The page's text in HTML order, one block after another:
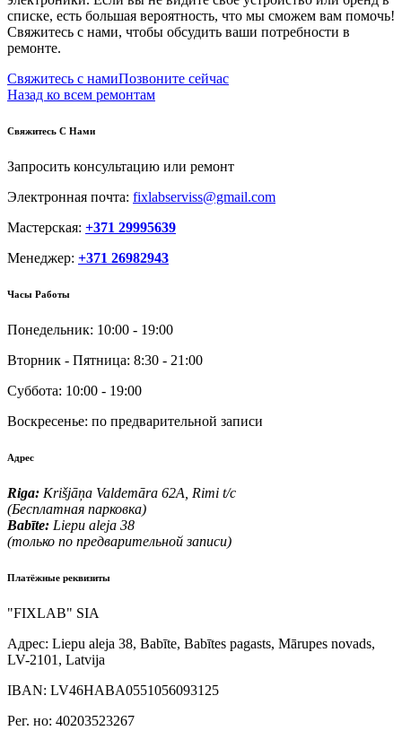
списке, есть большая вероятность, что мы сможем вам помочь!
Свяжитесь с нами, чтобы обсудить ваши потребности в
ремонте.
Свяжитесь с намиПозвоните сейчас
Назад ко всем ремонтам
Свяжитесь С Нами
Запросить консультацию или ремонт
Электронная почта: fixlabserviss@gmail.com
Мастерская: +371 29995639
Менеджер: +371 26982943
Часы Работы
Понедельник: 10:00 - 19:00
Вторник - Пятница: 8:30 - 21:00
Суббота: 10:00 - 19:00
Воскресенье: по предварительной записи
Адрес
Riga: Krišjāņa Valdemāra 62A, Rimi t/c
(Бесплатная парковка)
Babīte: Liepu aleja 38
(только по предварительной записи)
Платёжные реквизиты
"FIXLAB" SIA
Адрес: Liepu aleja 38, Babīte, Babītes pagasts, Mārupes novads,
LV-2101, Latvija
IBAN: LV46HABA0551056093125
Рег. но: 40203523267